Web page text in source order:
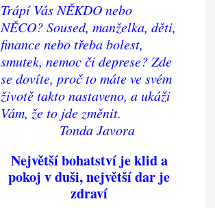
Trápí Vás NĚKDO nebo
NĚCO? Soused, manželka, děti,
finance nebo třeba bolest,
smutek, nemoc či deprese?Zde
se dovíte, proč to máteve svém
životě takto nastaveno, a ukáži
Vám, že to jde změnit.
Tonda Javora
Největší bohatství je klid a
pokoj v duši, největší dar je
zdraví